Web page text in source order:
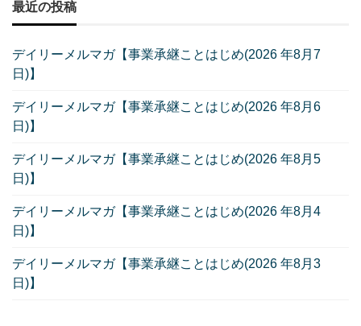
最近の投稿
デイリーメルマガ【事業承継ことはじめ(2026 年8月7
日)】
デイリーメルマガ【事業承継ことはじめ(2026 年8月6
日)】
デイリーメルマガ【事業承継ことはじめ(2026 年8月5
日)】
デイリーメルマガ【事業承継ことはじめ(2026 年8月4
日)】
デイリーメルマガ【事業承継ことはじめ(2026 年8月3
日)】